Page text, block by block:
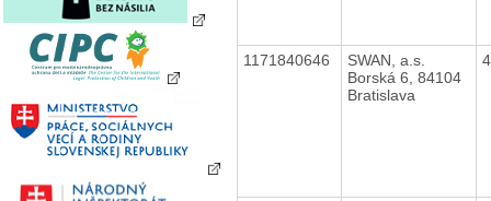
1171840646
SWAN, a.s.
Borská 6, 84104
Bratislava